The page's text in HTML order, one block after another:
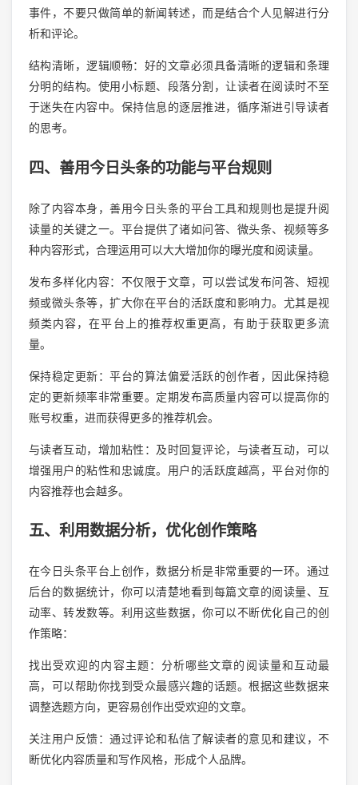
事件，不要只做简单的新闻转述，而是结合个人见解进行分
析和评论。
结构清晰，逻辑顺畅：好的文章必须具备清晰的逻辑和条理
分明的结构。使用小标题、段落分割，让读者在阅读时不至
于迷失在内容中。保持信息的逐层推进，循序渐进引导读者
的思考。
四、善用今日头条的功能与平台规则
除了内容本身，善用今日头条的平台工具和规则也是提升阅
读量的关键之一。平台提供了诸如问答、微头条、视频等多
种内容形式，合理运用可以大大增加你的曝光度和阅读量。
发布多样化内容：不仅限于文章，可以尝试发布问答、短视
频或微头条等，扩大你在平台的活跃度和影响力。尤其是视
频类内容，在平台上的推荐权重更高，有助于获取更多流
量。
保持稳定更新：平台的算法偏爱活跃的创作者，因此保持稳
定的更新频率非常重要。定期发布高质量内容可以提高你的
账号权重，进而获得更多的推荐机会。
与读者互动，增加粘性：及时回复评论，与读者互动，可以
增强用户的粘性和忠诚度。用户的活跃度越高，平台对你的
内容推荐也会越多。
五、利用数据分析，优化创作策略
在今日头条平台上创作，数据分析是非常重要的一环。通过
后台的数据统计，你可以清楚地看到每篇文章的阅读量、互
动率、转发数等。利用这些数据，你可以不断优化自己的创
作策略：
找出受欢迎的内容主题：分析哪些文章的阅读量和互动最
高，可以帮助你找到受众最感兴趣的话题。根据这些数据来
调整选题方向，更容易创作出受欢迎的文章。
关注用户反馈：通过评论和私信了解读者的意见和建议，不
断优化内容质量和写作风格，形成个人品牌。